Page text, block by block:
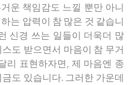
운 책임감도 느낄 뿐만 아니
는 압력이 참 많은 것 같습니
신경 쓰는 일들이 더욱더 많
도 받으면서 마음이 참 무거
리 표현하자면, 제 마음엔 종
도 있습니다. 그러한 가운데